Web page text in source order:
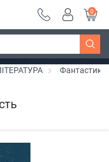
Дізнатись більше
0
Фантастика